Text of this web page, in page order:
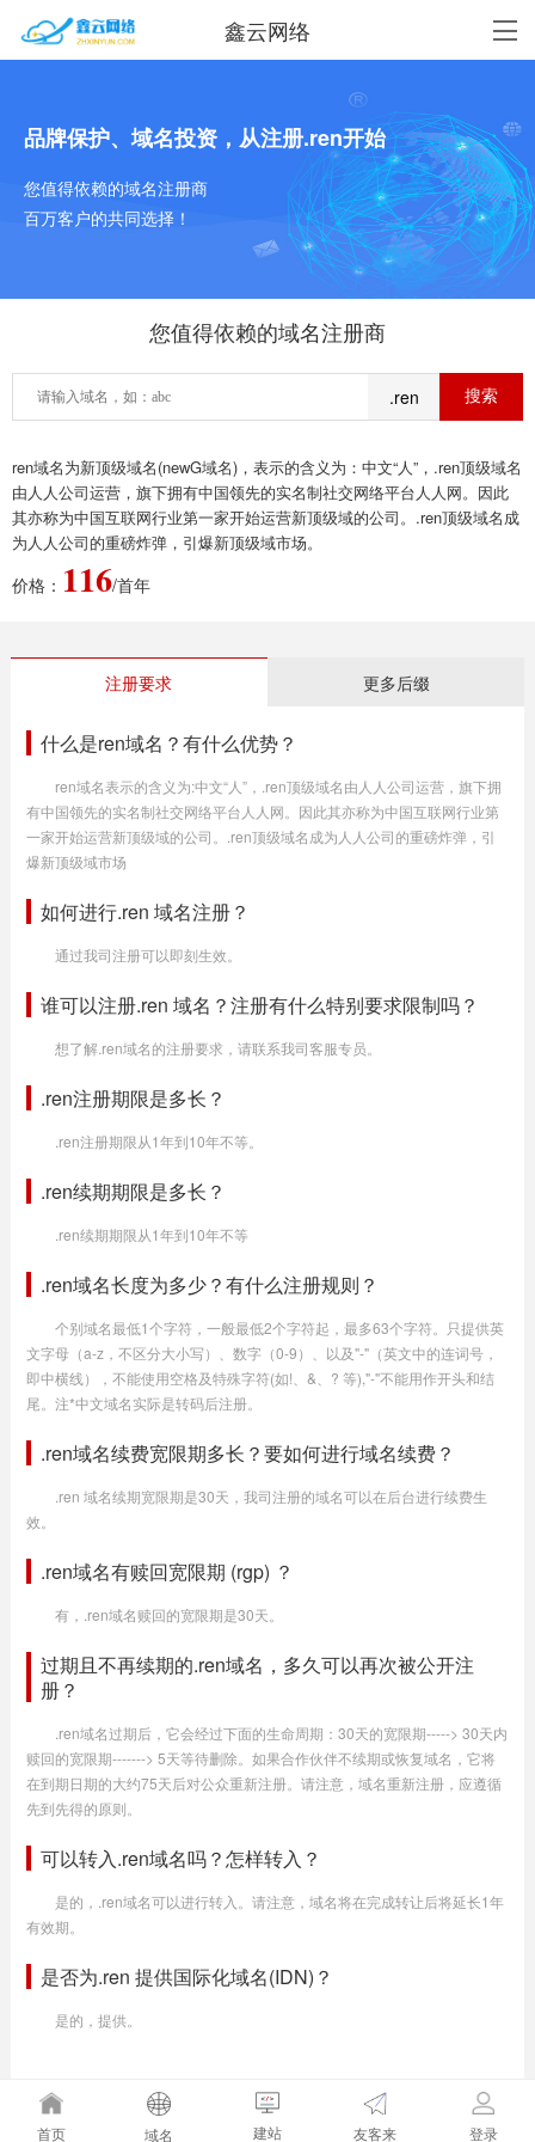
鑫云网络
品牌保护、域名投资，从注册.ren开始
您值得依赖的域名注册商
百万客户的共同选择！
您值得依赖的域名注册商
.ren
ren域名为新顶级域名(newG域名)，表示的含义为：中文“人”，.ren顶级域名
由人人公司运营，旗下拥有中国领先的实名制社交网络平台人人网。因此
其亦称为中国互联网行业第一家开始运营新顶级域的公司。.ren顶级域名成
为人人公司的重磅炸弹，引爆新顶级域市场。
价格： 116/首年
注册要求 更多后缀
什么是ren域名？有什么优势？
ren域名表示的含义为:中文“人”，.ren顶级域名由人人公司运营，旗下拥
有中国领先的实名制社交网络平台人人网。因此其亦称为中国互联网行业第
一家开始运营新顶级域的公司。.ren顶级域名成为人人公司的重磅炸弹，引
爆新顶级域市场
如何进行.ren 域名注册？
通过我司注册可以即刻生效。
谁可以注册.ren 域名？注册有什么特别要求限制吗？
想了解.ren域名的注册要求，请联系我司客服专员。
.ren注册期限是多长？
.ren注册期限从1年到10年不等。
.ren续期期限是多长？
.ren续期期限从1年到10年不等
.ren域名长度为多少？有什么注册规则？
个别域名最低1个字符，一般最低2个字符起，最多63个字符。只提供英
文字母（a-z，不区分大小写）、数字（0-9）、以及"-"（英文中的连词号，
即中横线），不能使用空格及特殊字符(如!、&、? 等),"-"不能用作开头和结
尾。注*中文域名实际是转码后注册。
.ren域名续费宽限期多长？要如何进行域名续费？
.ren 域名续期宽限期是30天，我司注册的域名可以在后台进行续费生
效。
.ren域名有赎回宽限期 (rgp) ？
有，.ren域名赎回的宽限期是30天。
过期且不再续期的.ren域名，多久可以再次被公开注
册？
.ren域名过期后，它会经过下面的生命周期：30天的宽限期-----> 30天内
赎回的宽限期-------> 5天等待删除。如果合作伙伴不续期或恢复域名，它将
在到期日期的大约75天后对公众重新注册。请注意，域名重新注册，应遵循
先到先得的原则。
可以转入.ren域名吗？怎样转入？
是的，.ren域名可以进行转入。请注意，域名将在完成转让后将延长1年
有效期。
是否为.ren 提供国际化域名(IDN)？
是的，提供。
首页 域名 建站 友客来 登录